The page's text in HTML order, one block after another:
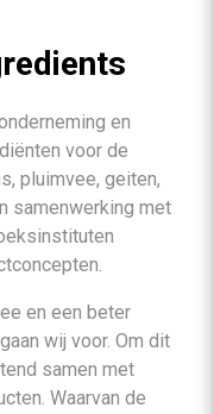
en
voor de
pluimvee, geiten,
samenwerking met
en een beter
wij voor. Om dit
samen met
Waarvan de